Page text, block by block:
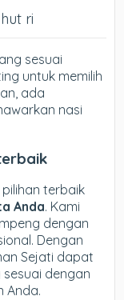
ri
sesuai
untuk memilih
ada
nasi
terbaik
Anda. Kami
dengan
Dengan
Sejati dapat
dengan
Anda.